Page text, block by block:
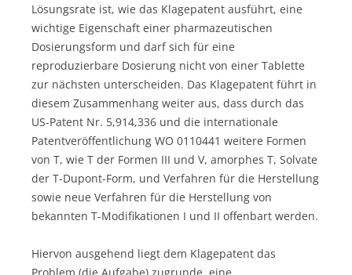
Lösungsrate ist, wie das Klagepatent ausführt, eine
wichtige Eigenschaft einer pharmazeutischen
Dosierungsform und darf sich für eine
reproduzierbare Dosierung nicht von einer Tablette
zur nächsten unterscheiden. Das Klagepatent führt in
diesem Zusammenhang weiter aus, dass durch das
US-Patent Nr. 5,914,336 und die internationale
Patentveröffentlichung WO 0110441 weitere Formen
von T, wie T der Formen III und V, amorphes T, Solvate
der T-Dupont-Form, und Verfahren für die Herstellung
sowie neue Verfahren für die Herstellung von
bekannten T-Modifikationen I und II offenbart werden.
Hiervon ausgehend liegt dem Klagepatent das
Problem (die Aufgabe) zugrunde, eine